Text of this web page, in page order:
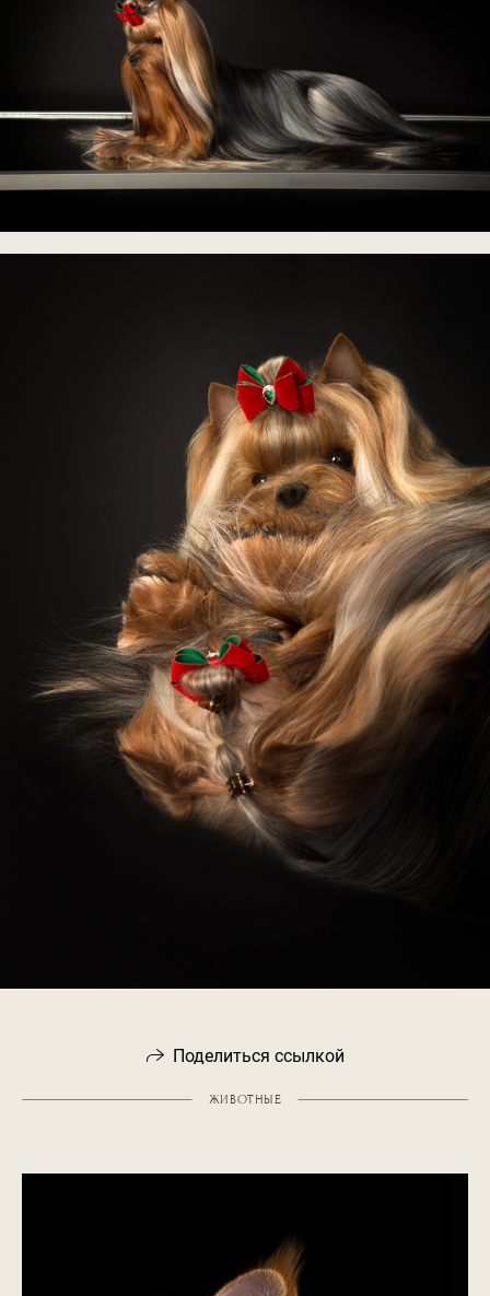
Поделиться ссылкой
ЖИВОТНЫЕ